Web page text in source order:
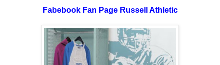
Fabebook Fan Page Russell Athletic